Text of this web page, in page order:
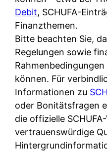
a
r
t
e
n
M
I
R
?
n
o
u
w
i
m
p
r
i
v
a
t
e
n
K
ü
Debit, SCHUFA-
Finanzthemen.
Bitte beachten Sie,
Regelungen sowie
können. Für
Informationen zu
oder Bonitätsfragen
die offizielle
vertrauenswürdige